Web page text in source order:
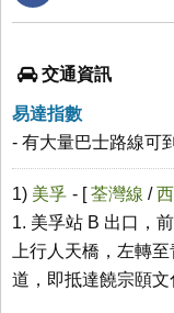
交通資訊
易達指數
- 有大量巴士路線可
1) 美孚 - [荃灣線 /
1. 美孚站 B 出口，
上行人天橋，左轉
道，即抵達饒宗頤文